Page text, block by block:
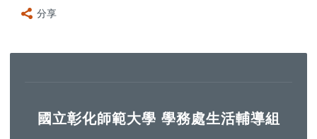
分享
國立彰化師範大學 學務處生活輔導組